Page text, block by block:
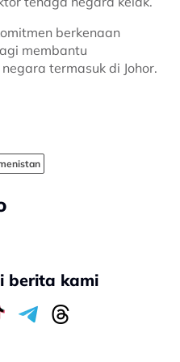
berkenaan
membantu
termasuk di Johor.
berita kami